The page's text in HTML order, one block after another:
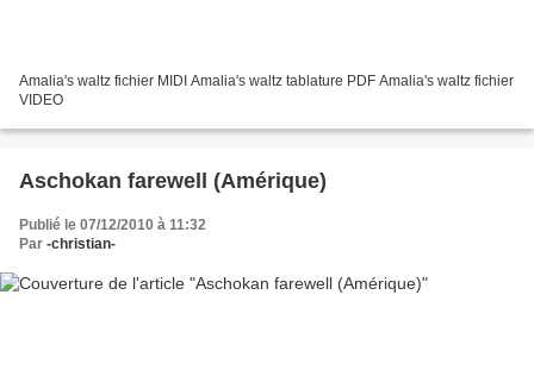
Amalia's waltz fichier MIDI Amalia's waltz tablature PDF Amalia's waltz fichier
VIDEO
Aschokan farewell (Amérique)
Publié le 07/12/2010 à 11:32
Par -christian-